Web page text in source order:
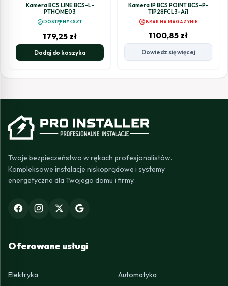
Kamera BCS LINE BCS-L-
PTHOME03
check_circleDOSTĘPNY 4SZT.
179,25 zł
Dodaj do koszyka
Kamera IP BCS POINT BCS-P-
TIP28FCL3-Ai1
cancelBRAK NA MAGAZYNIE
1100,85 zł
Dowiedz się więcej
Twoje bezpieczeństwo w rękach profesjonalistów.
Kompleksowe instalacje niskoprądowe i systemy
energetyczne dla Twojego domu i firmy.
Oferowane usługi
Elektryka
Automatyka